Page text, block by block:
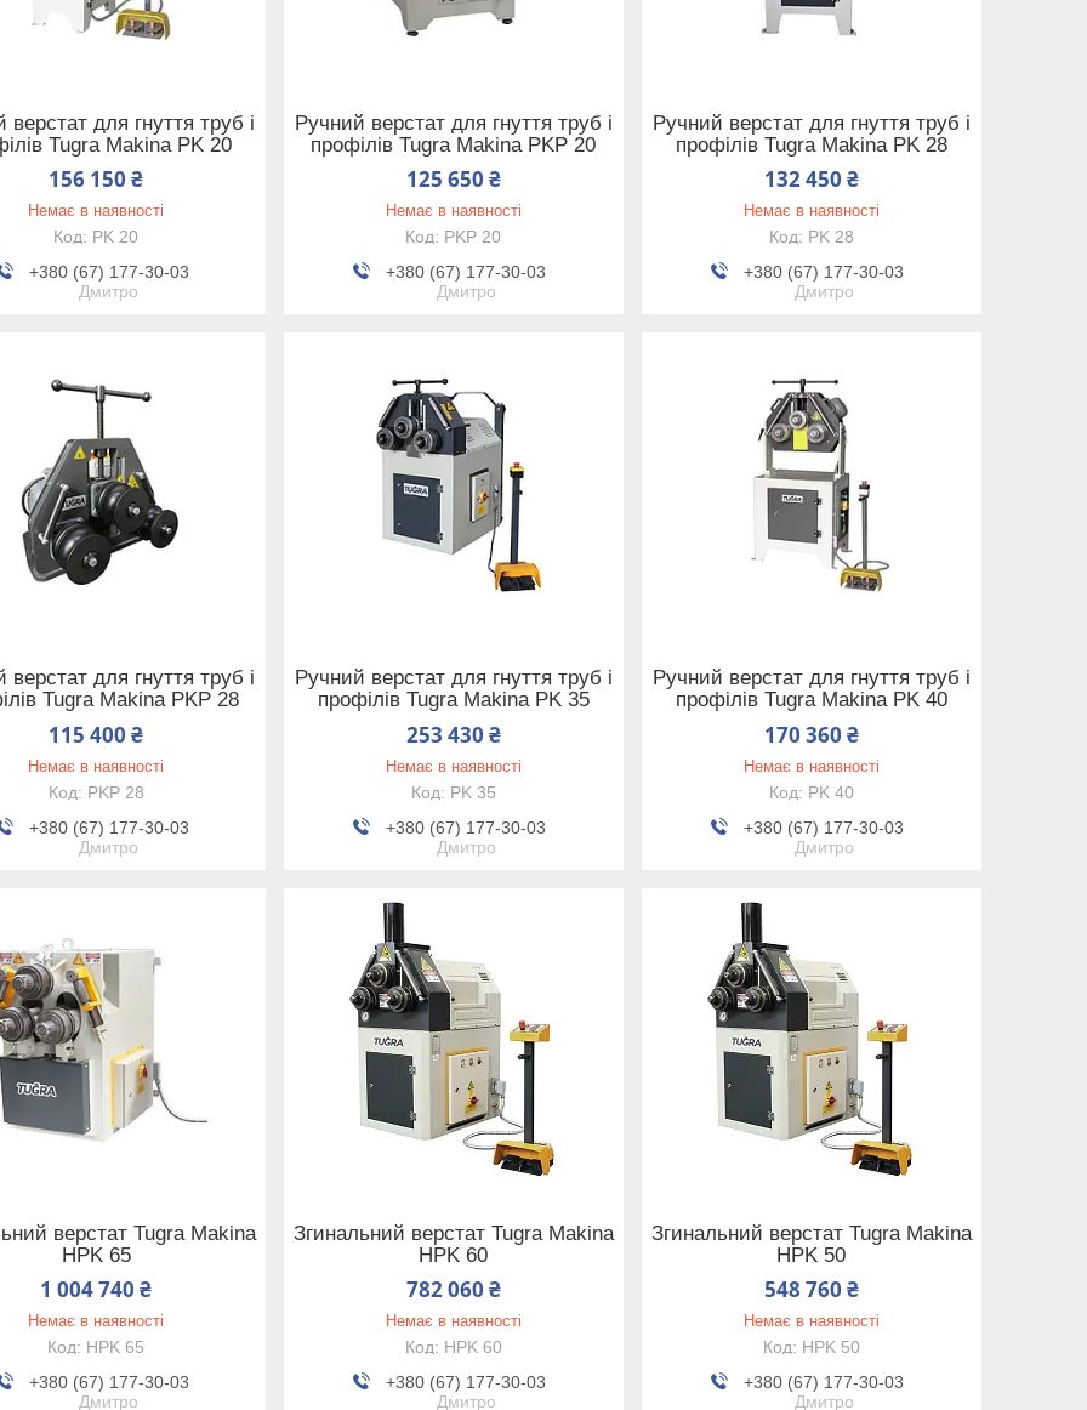
верстат для гнуття труб і
Tugra Makina PK 20
156 150 ₴
Немає в наявності
PK 20
+380 (67) 177-30-03
Дмитро
Ручний верстат для гнуття труб і
профілів Tugra Makina PKP 20
125 650 ₴
Немає в наявності
PKP 20
+380 (67) 177-30-03
Дмитро
Ручний верстат для гнуття труб і
профілів Tugra Makina PK 28
132 450 ₴
Немає в наявності
PK 28
+380 (67) 177-30-03
Дмитро
верстат для гнуття труб і
Tugra Makina PKP 28
115 400 ₴
Немає в наявності
PKP 28
+380 (67) 177-30-03
Дмитро
Ручний верстат для гнуття труб і
профілів Tugra Makina PK 35
253 430 ₴
Немає в наявності
PK 35
+380 (67) 177-30-03
Дмитро
Ручний верстат для гнуття труб і
профілів Tugra Makina PK 40
170 360 ₴
Немає в наявності
PK 40
+380 (67) 177-30-03
Дмитро
верстат Tugra Makina
HPK 65
1 004 740 ₴
Немає в наявності
HPK 65
+380 (67) 177-30-03
Дмитро
Згинальний верстат Tugra Makina
HPK 60
782 060 ₴
Немає в наявності
HPK 60
+380 (67) 177-30-03
Дмитро
Згинальний верстат Tugra Makina
HPK 50
548 760 ₴
Немає в наявності
HPK 50
+380 (67) 177-30-03
Дмитро